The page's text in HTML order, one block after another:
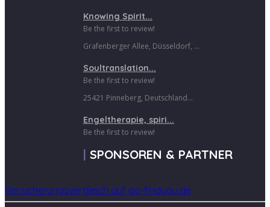
Knowing Spirit...
Be the first to review!
Grafenberger Allee, Düsseldorf, ...
Soultranslation...
Be the first to review!
25421 Pinneberg, Deutschland...
Engeltherapie, spiri...
Be the first to review!
SPONSOREN & PARTNER
Versicherungsvergleich auf go-findyou.de